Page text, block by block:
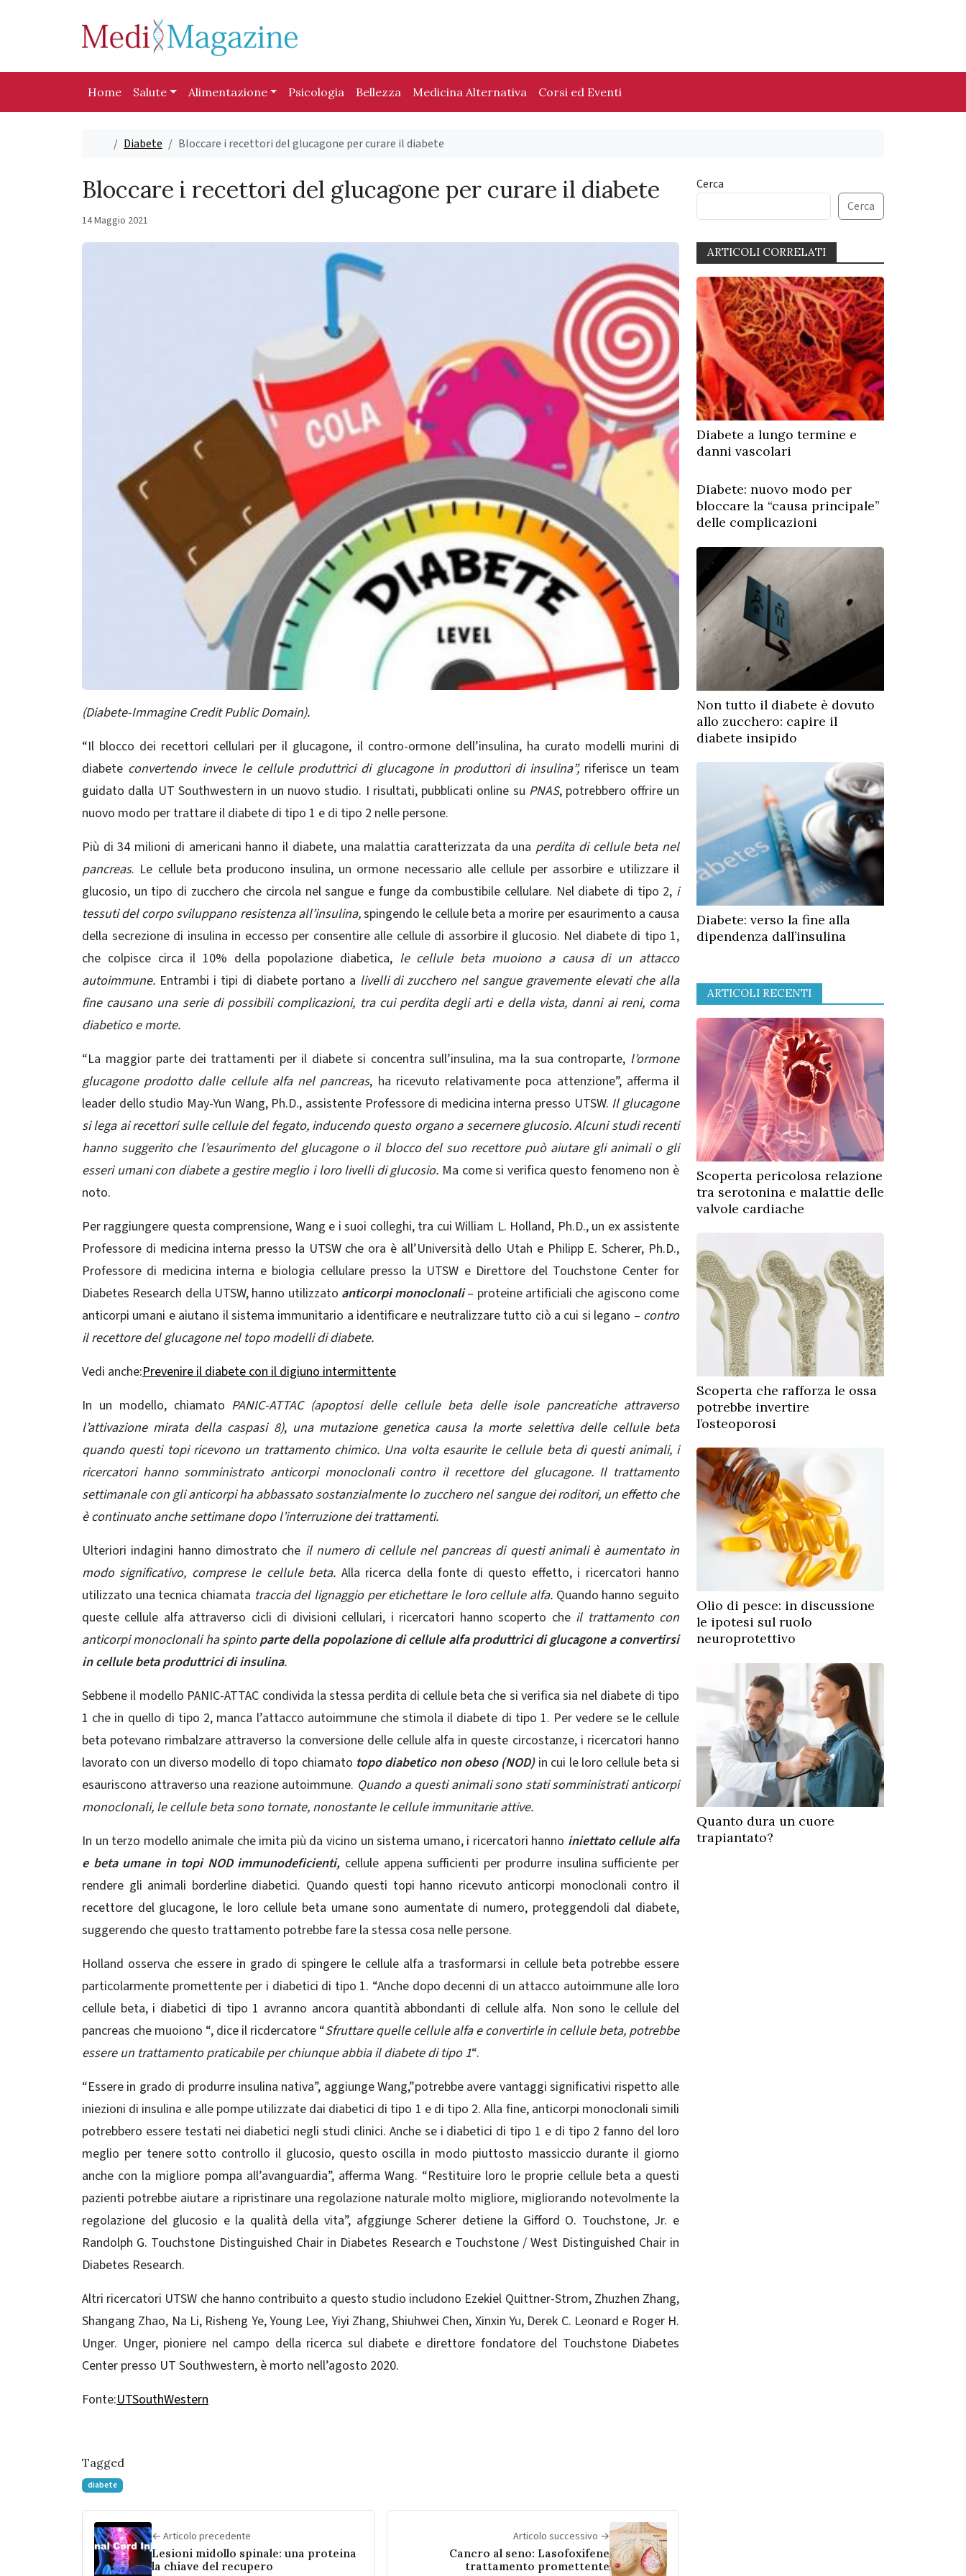
Home Salute Alimentazione Psicologia Bellezza Medicina Alternativa Corsi ed Eventi
HomeDiabete Bloccare i recettori del glucagone per curare il diabete
Bloccare i recettori del glucagone per curare il diabete
14 Maggio 2021
(Diabete-Immagine Credit Public Domain).
“Il blocco dei recettori cellulari per il glucagone, il contro-ormone dell’insulina, ha curato modelli murini di
diabete convertendo invece le cellule produttrici di glucagone in produttori di insulina”,riferisce un team
guidato dalla UT Southwestern in un nuovo studio. I risultati, pubblicati online su PNAS, potrebbero offrire un
nuovo modo per trattare il diabete di tipo 1 e di tipo 2 nelle persone.
Più di 34 milioni di americani hanno il diabete, una malattia caratterizzata da una perdita di cellule beta nel
pancreas. Le cellule beta producono insulina, un ormone necessario alle cellule per assorbire e utilizzare il
glucosio, un tipo di zucchero che circola nel sangue e funge da combustibile cellulare. Nel diabete di tipo 2, i
tessuti del corpo sviluppano resistenza all’insulina,spingendo le cellule beta a morire per esaurimento a causa
della secrezione di insulina in eccesso per consentire alle cellule di assorbire il glucosio. Nel diabete di tipo 1,
che colpisce circa il 10% della popolazione diabetica,le cellule beta muoiono a causa di un attacco
autoimmune. Entrambi i tipi di diabete portano a livelli di zucchero nel sangue gravemente elevati che alla
fine causano una serie di possibili complicazioni, tra cui perdita degli arti e della vista, danni ai reni, coma
diabetico e morte.
“La maggior parte dei trattamenti per il diabete si concentra sull’insulina, ma la sua controparte, l’ormone
glucagone prodotto dalle cellule alfa nel pancreas, ha ricevuto relativamente poca attenzione”, afferma il
leader dello studio May-Yun Wang, Ph.D., assistente Professore di medicina interna presso UTSW. Il glucagone
si lega ai recettori sulle cellule del fegato, inducendo questo organo a secernere glucosio. Alcuni studi recenti
hanno suggerito che l’esaurimento del glucagone o il blocco del suo recettore può aiutare gli animali o gli
esseri umani con diabete a gestire meglio i loro livelli di glucosio. Ma come si verifica questo fenomeno non è
noto.
Per raggiungere questa comprensione, Wang e i suoi colleghi, tra cui William L. Holland, Ph.D., un ex assistente
Professore di medicina interna presso la UTSW che ora è all’Università dello Utah e Philipp E. Scherer, Ph.D.,
Professore di medicina interna e biologia cellulare presso la UTSW e Direttore del Touchstone Center for
Diabetes Research della UTSW, hanno utilizzato anticorpi monoclonali– proteine ​​artificiali che agiscono come
anticorpi umani e aiutano il sistema immunitario a identificare e neutralizzare tutto ciò a cui si legano – contro
il recettore del glucagone nel topo modelli di diabete.
Vedi anche:Prevenire il diabete con il digiuno intermittente
In un modello, chiamato PANIC-ATTAC (apoptosi delle cellule beta delle isole pancreatiche attraverso
l’attivazione mirata della caspasi 8), una mutazione genetica causa la morte selettiva delle cellule beta
quando questi topi ricevono un trattamento chimico. Una volta esaurite le cellule beta di questi animali, i
ricercatori hanno somministrato anticorpi monoclonali contro il recettore del glucagone. Il trattamento
settimanale con gli anticorpi ha abbassato sostanzialmente lo zucchero nel sangue dei roditori, un effetto che
è continuato anche settimane dopo l’interruzione dei trattamenti.
Ulteriori indagini hanno dimostrato che il numero di cellule nel pancreas di questi animali è aumentato in
modo significativo, comprese le cellule beta. Alla ricerca della fonte di questo effetto, i ricercatori hanno
utilizzato una tecnica chiamata traccia del lignaggio per etichettare le loro cellule alfa. Quando hanno seguito
queste cellule alfa attraverso cicli di divisioni cellulari, i ricercatori hanno scoperto che il trattamento con
anticorpi monoclonali ha spintoparte della popolazione di cellule alfa produttrici di glucagone a convertirsi
in cellule beta produttrici di insulina.
Sebbene il modello PANIC-ATTAC condivida la stessa perdita di cellule beta che si verifica sia nel diabete di tipo
1 che in quello di tipo 2, manca l’attacco autoimmune che stimola il diabete di tipo 1. Per vedere se le cellule
beta potevano rimbalzare attraverso la conversione delle cellule alfa in queste circostanze, i ricercatori hanno
lavorato con un diverso modello di topo chiamato topo diabetico non obeso (NOD)in cui le loro cellule beta si
esauriscono attraverso una reazione autoimmune. Quando a questi animali sono stati somministrati anticorpi
monoclonali, le cellule beta sono tornate, nonostante le cellule immunitarie attive.
In un terzo modello animale che imita più da vicino un sistema umano, i ricercatori hanno iniettato cellule alfa
e beta umane in topi NOD immunodeficienti, cellule appena sufficienti per produrre insulina sufficiente per
rendere gli animali borderline diabetici. Quando questi topi hanno ricevuto anticorpi monoclonali contro il
recettore del glucagone, le loro cellule beta umane sono aumentate di numero, proteggendoli dal diabete,
suggerendo che questo trattamento potrebbe fare la stessa cosa nelle persone.
Holland osserva che essere in grado di spingere le cellule alfa a trasformarsi in cellule beta potrebbe essere
particolarmente promettente per i diabetici di tipo 1. “Anche dopo decenni di un attacco autoimmune alle loro
cellule beta, i diabetici di tipo 1 avranno ancora quantità abbondanti di cellule alfa. Non sono le cellule del
pancreas che muoiono “, dice il ricdercatore “Sfruttare quelle cellule alfa e convertirle in cellule beta, potrebbe
essere un trattamento praticabile per chiunque abbia il diabete di tipo 1“.
“Essere in grado di produrre insulina nativa”, aggiunge Wang,”potrebbe avere vantaggi significativi rispetto alle
iniezioni di insulina e alle pompe utilizzate dai diabetici di tipo 1 e di tipo 2. Alla fine, anticorpi monoclonali simili
potrebbero essere testati nei diabetici negli studi clinici. Anche se i diabetici di tipo 1 e di tipo 2 fanno del loro
meglio per tenere sotto controllo il glucosio, questo oscilla in modo piuttosto massiccio durante il giorno
anche con la migliore pompa all’avanguardia”, afferma Wang. “Restituire loro le proprie cellule beta a questi
pazienti potrebbe aiutare a ripristinare una regolazione naturale molto migliore, migliorando notevolmente la
regolazione del glucosio e la qualità della vita”, afggiungeScherer detiene la Gifford O. Touchstone, Jr. e
Randolph G. Touchstone Distinguished Chair in Diabetes Research e Touchstone / West Distinguished Chair in
Diabetes Research.
Altri ricercatori UTSW che hanno contribuito a questo studio includono Ezekiel Quittner-Strom, Zhuzhen Zhang,
Shangang Zhao, Na Li, Risheng Ye, Young Lee, Yiyi Zhang, Shiuhwei Chen, Xinxin Yu, Derek C. Leonard e Roger H.
Unger. Unger, pioniere nel campo della ricerca sul diabete e direttore fondatore del Touchstone Diabetes
Center presso UT Southwestern, è morto nell’agosto 2020.
Fonte:UTSouthWestern
Tagged
diabete
← Articolo precedente
Lesioni midollo spinale: una proteina
la chiave del recupero
Articolo successivo →
Cancro al seno: Lasofoxifene
trattamento promettente
Cerca
Cerca
ARTICOLI CORRELATI
Diabete a lungo termine e
danni vascolari
Diabete: nuovo modo per
bloccare la “causa principale”
delle complicazioni
Non tutto il diabete è dovuto
allo zucchero: capire il
diabete insipido
Diabete: verso la fine alla
dipendenza dall’insulina
ARTICOLI RECENTI
Scoperta pericolosa relazione
tra serotonina e malattie delle
valvole cardiache
Scoperta che rafforza le ossa
potrebbe invertire
l’osteoporosi
Olio di pesce: in discussione
le ipotesi sul ruolo
neuroprotettivo
Quanto dura un cuore
trapiantato?